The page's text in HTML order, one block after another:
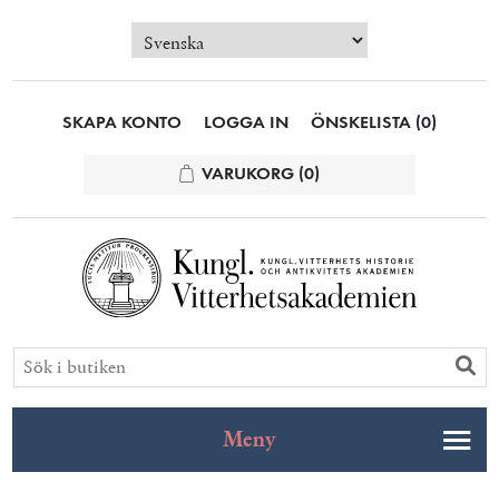
SKAPA KONTO LOGGA IN ÖNSKELISTA (0)
VARUKORG (0)
Meny